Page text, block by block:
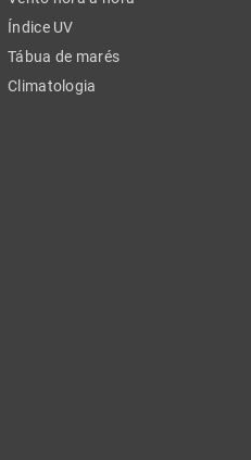
Índice UV
Tábua de marés
Climatologia